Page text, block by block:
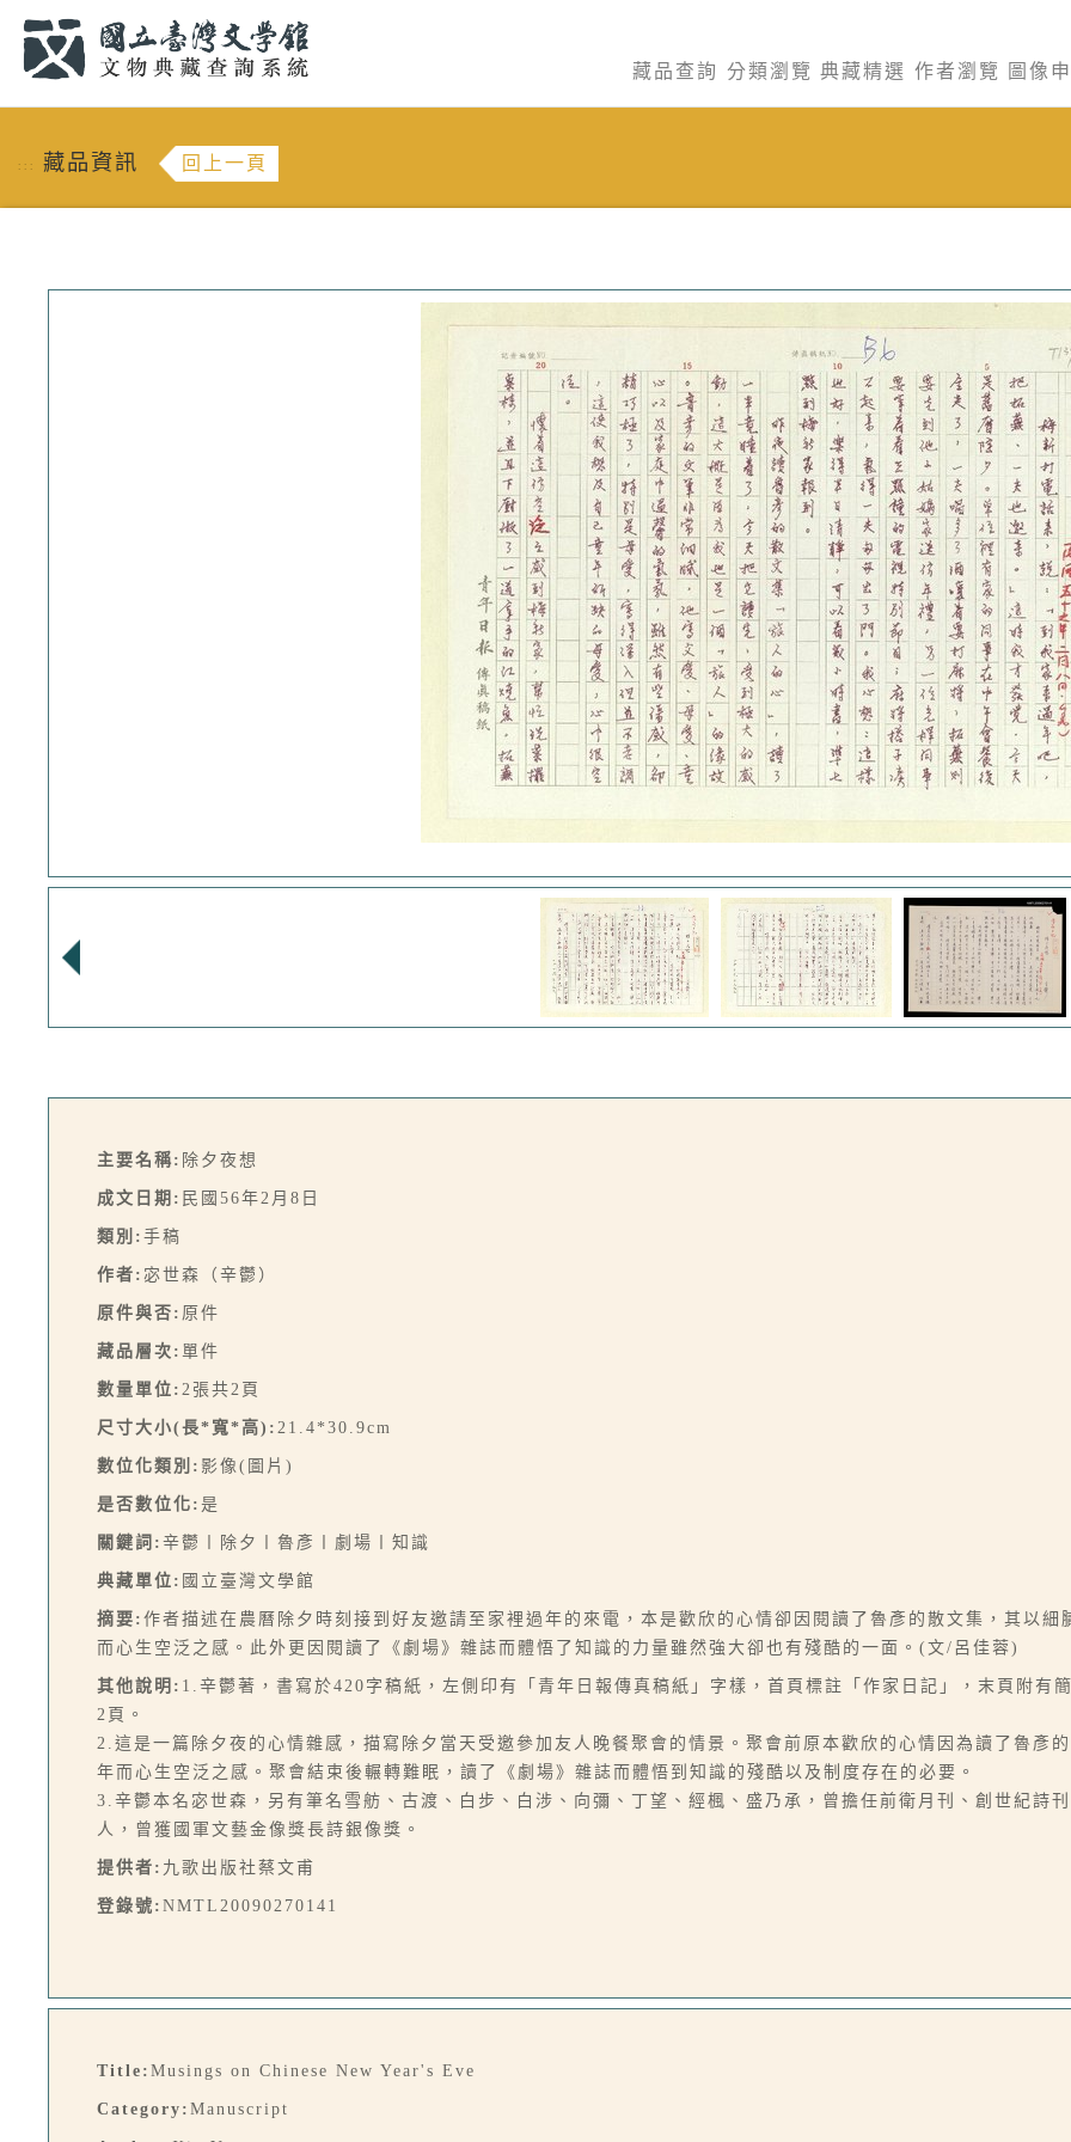
藏品查詢 分類瀏覽 典藏精選 作者瀏覽 圖像
::: 藏品資訊 回上一頁
主要名稱: 除夕夜想
成文日期: 民國56年2月8日
類別: 手稿
作者: 宓世森（辛鬱）
原件與否: 原件
藏品層次: 單件
數量單位: 2張共2頁
尺寸大小(長*寬*高): 21.4*30.9cm
數位化類別: 影像(圖片)
是否數位化: 是
關鍵詞: 辛鬱〡除夕〡魯彥〡劇場〡知識
典藏單位: 國立臺灣文學館
摘要: 作者描述在農曆除夕時刻接到好友邀請至家裡過年的來電，本是歡欣的心情卻因閱讀了魯彥的散文集，其以
而心生空泛之感。此外更因閱讀了《劇場》雜誌而體悟了知識的力量雖然強大卻也有殘酷的一面。(文/呂佳蓉)
其他說明: 1.辛鬱著，書寫於420字稿紙，左側印有「青年日報傳真稿紙」字樣，首頁標註「作家日記」，末頁附有
2頁。
2.這是一篇除夕夜的心情雜感，描寫除夕當天受邀參加友人晚餐聚會的情景。聚會前原本歡欣的心情因為讀了魯彥
年而心生空泛之感。聚會結束後輾轉難眠，讀了《劇場》雜誌而體悟到知識的殘酷以及制度存在的必要。
3.辛鬱本名宓世森，另有筆名雪舫、古渡、白步、白涉、向彌、丁望、經楓、盛乃承，曾擔任前衛月刊、創世紀詩
人，曾獲國軍文藝金像獎長詩銀像獎。
提供者: 九歌出版社蔡文甫
登錄號: NMTL20090270141
Title: Musings on Chinese New Year's Eve
Category: Manuscript